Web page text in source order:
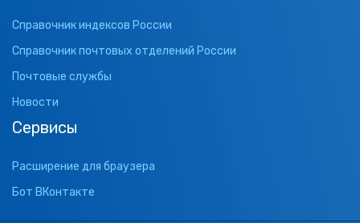
Справочник индексов России
Справочник почтовых отделений России
Почтовые службы
Новости
Сервисы
Расширение для браузера
Бот ВКонтакте